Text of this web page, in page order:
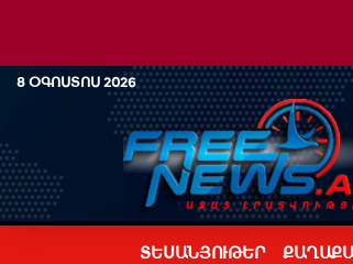
8 ՕԳՈՍՏՈՍ 2026
ՏԵՍԱՆՅՈՒԹԵՐ